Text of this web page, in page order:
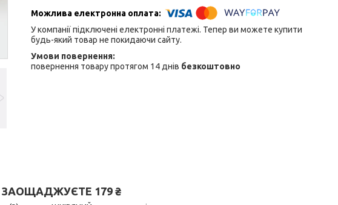
У компанії підключені електронні платежі. Тепер ви можете купити
будь-який товар не покидаючи сайту.
повернення товару протягом 14 днів безкоштовно
ЗАОЩАДЖУЄТЕ 179 ₴